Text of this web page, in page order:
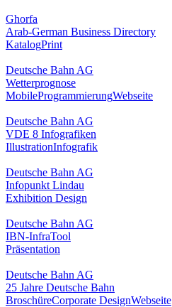
Ghorfa
Arab-German Business Directory
KatalogPrint
Deutsche Bahn AG
Wetterprognose
MobileProgrammierungWebseite
Deutsche Bahn AG
VDE 8 Infografiken
IllustrationInfografik
Deutsche Bahn AG
Infopunkt Lindau
Exhibition Design
Deutsche Bahn AG
IBN-InfraTool
Präsentation
Deutsche Bahn AG
25 Jahre Deutsche Bahn
BroschüreCorporate DesignWebseite